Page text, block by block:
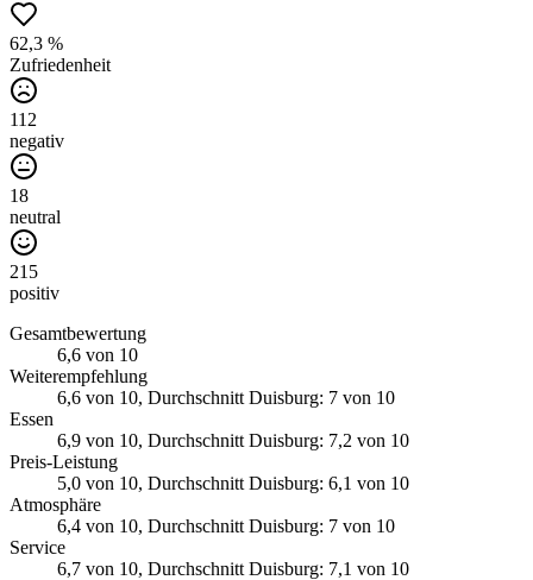
62,3 %
Zufriedenheit
112
negativ
18
neutral
215
positiv
Gesamtbewertung
6,6 von 10
Weiterempfehlung
6,6 von 10, Durchschnitt Duisburg: 7 von 10
Essen
6,9 von 10, Durchschnitt Duisburg: 7,2 von 10
Preis-Leistung
5,0 von 10, Durchschnitt Duisburg: 6,1 von 10
Atmosphäre
6,4 von 10, Durchschnitt Duisburg: 7 von 10
Service
6,7 von 10, Durchschnitt Duisburg: 7,1 von 10